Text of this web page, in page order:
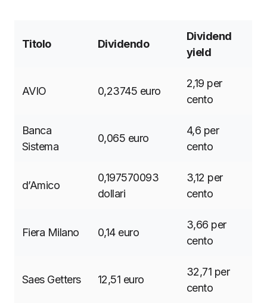
Titolo Dividendo
Dividend
yield
AVIO 0,23745 euro
2,19 per
cento
Banca
Sistema
0,065 euro
4,6 per
cento
d’Amico
0,197570093
dollari
3,12 per
cento
Fiera Milano 0,14 euro
3,66 per
cento
Saes Getters 12,51 euro
32,71 per
cento